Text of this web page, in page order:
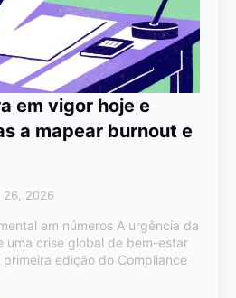
em vigor hoje e
a mapear burnout e
26, 2026
em números A urgência da
uma crise global de bem-estar
edição do Compliance